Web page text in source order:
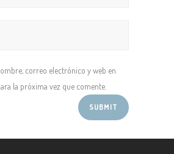
correo electrónico y web en
la próxima vez que comente.